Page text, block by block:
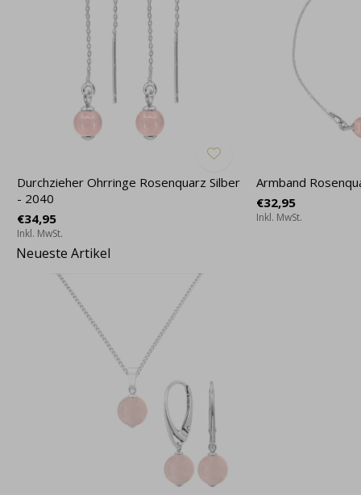
Durchzieher Ohrringe Rosenquarz Silber
- 2040
€34,95
Inkl. MwSt.
Armband
€32,95
Inkl. MwSt.
Neueste Artikel